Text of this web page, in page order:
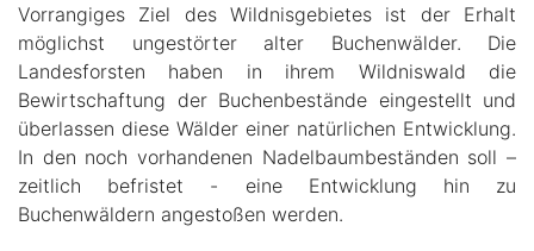
Vorrangiges Ziel des Wildnisgebietes ist der Erhalt
möglichst ungestörter alter Buchenwälder. Die
Landesforsten haben in ihrem Wildniswald die
Bewirtschaftung der Buchenbestände eingestellt und
überlassen diese Wälder einer natürlichen Entwicklung.
In den noch vorhandenen Nadelbaumbeständen soll –
zeitlich befristet - eine Entwicklung hin zu
Buchenwäldern angestoßen werden.